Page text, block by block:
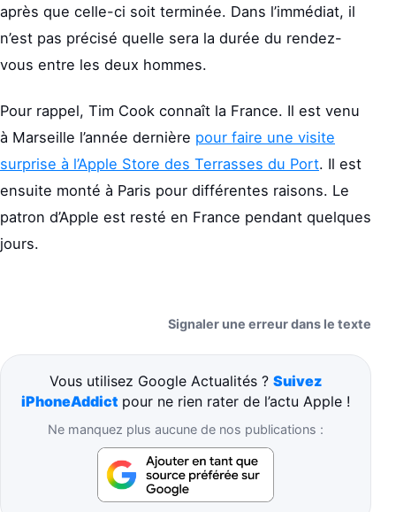
après que celle-ci soit terminée. Dans l’immédiat, il
n’est pas précisé quelle sera la durée du rendez-
vous entre les deux hommes.
Pour rappel, Tim Cook connaît la France. Il est venu
à Marseille l’année dernière pour faire une visite
surprise à l’Apple Store des Terrasses du Port. Il est
ensuite monté à Paris pour différentes raisons. Le
patron d’Apple est resté en France pendant quelques
jours.
Signaler une erreur dans le texte
Vous utilisez Google Actualités ? Suivez
iPhoneAddict pour ne rien rater de l’actu Apple !
Ne manquez plus aucune de nos publications :